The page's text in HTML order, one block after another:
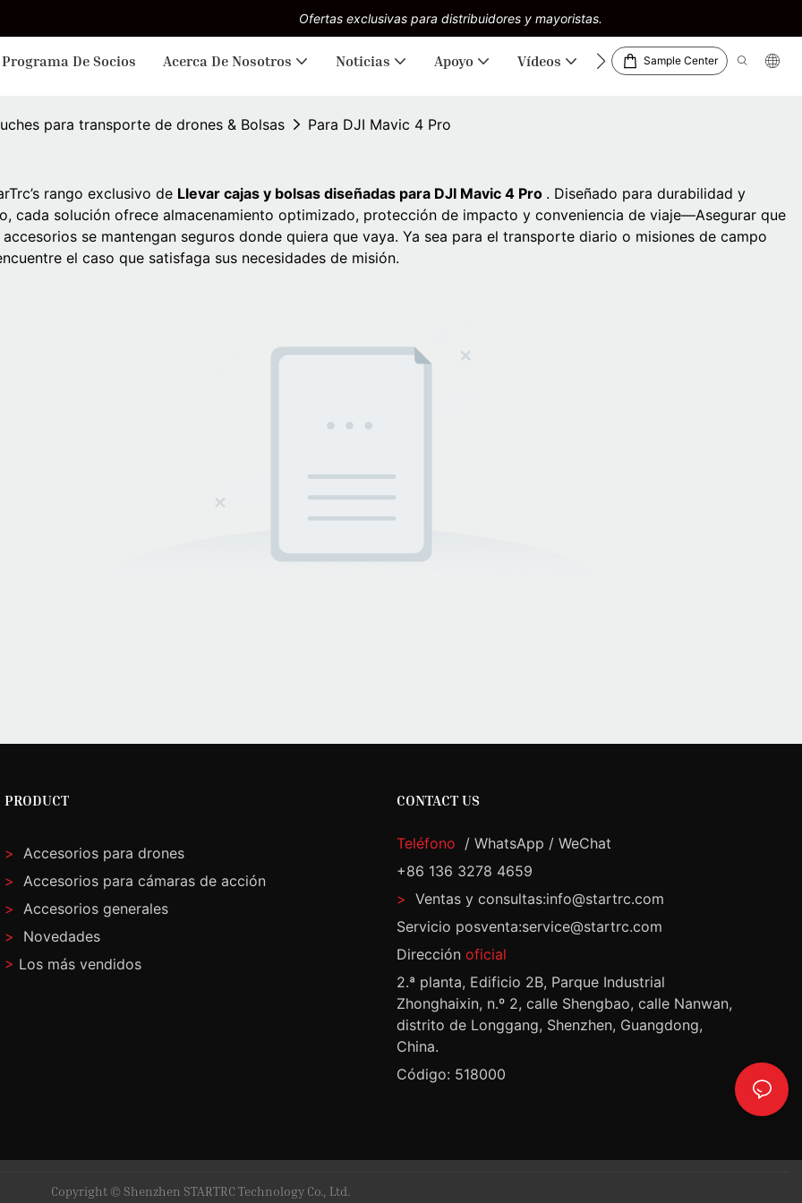
Ofertas exclusivas para distribuidores y mayoristas.
Programa De Socios Acerca De Nosotros Noticias Apoyo Vídeos DescargasSample Center
para transporte de drones & Bolsas Para DJI Mavic 4 Pro
rango exclusivo de Llevar cajas y bolsas diseñadas para DJI Mavic 4 Pro . Diseñado para durabilidad y
cada solución ofrece almacenamiento optimizado, protección de impacto y conveniencia de viaje—Asegurar que
se mantengan seguros donde quiera que vaya. Ya sea para el transporte diario o misiones de campo
el caso que satisfaga sus necesidades de misión.
PRODUCT
>
Accesorios para drones
>
Accesorios para cámaras de acción
>
Accesorios generales
>
Novedades
> Los más vendidos
CONTACT US
Teléfono / WhatsApp / WeChat
+86 136 3278 4659
> Ventas y consultas:info@startrc.com
Servicio posventa:service@startrc.com
Dirección oficial
2.ª planta, Edificio 2B, Parque Industrial
Zhonghaixin, n.º 2, calle Shengbao, calle Nanwan,
distrito de Longgang, Shenzhen, Guangdong,
China.
Código: 518000
Copyright © Shenzhen STARTRC Technology Co., Ltd.